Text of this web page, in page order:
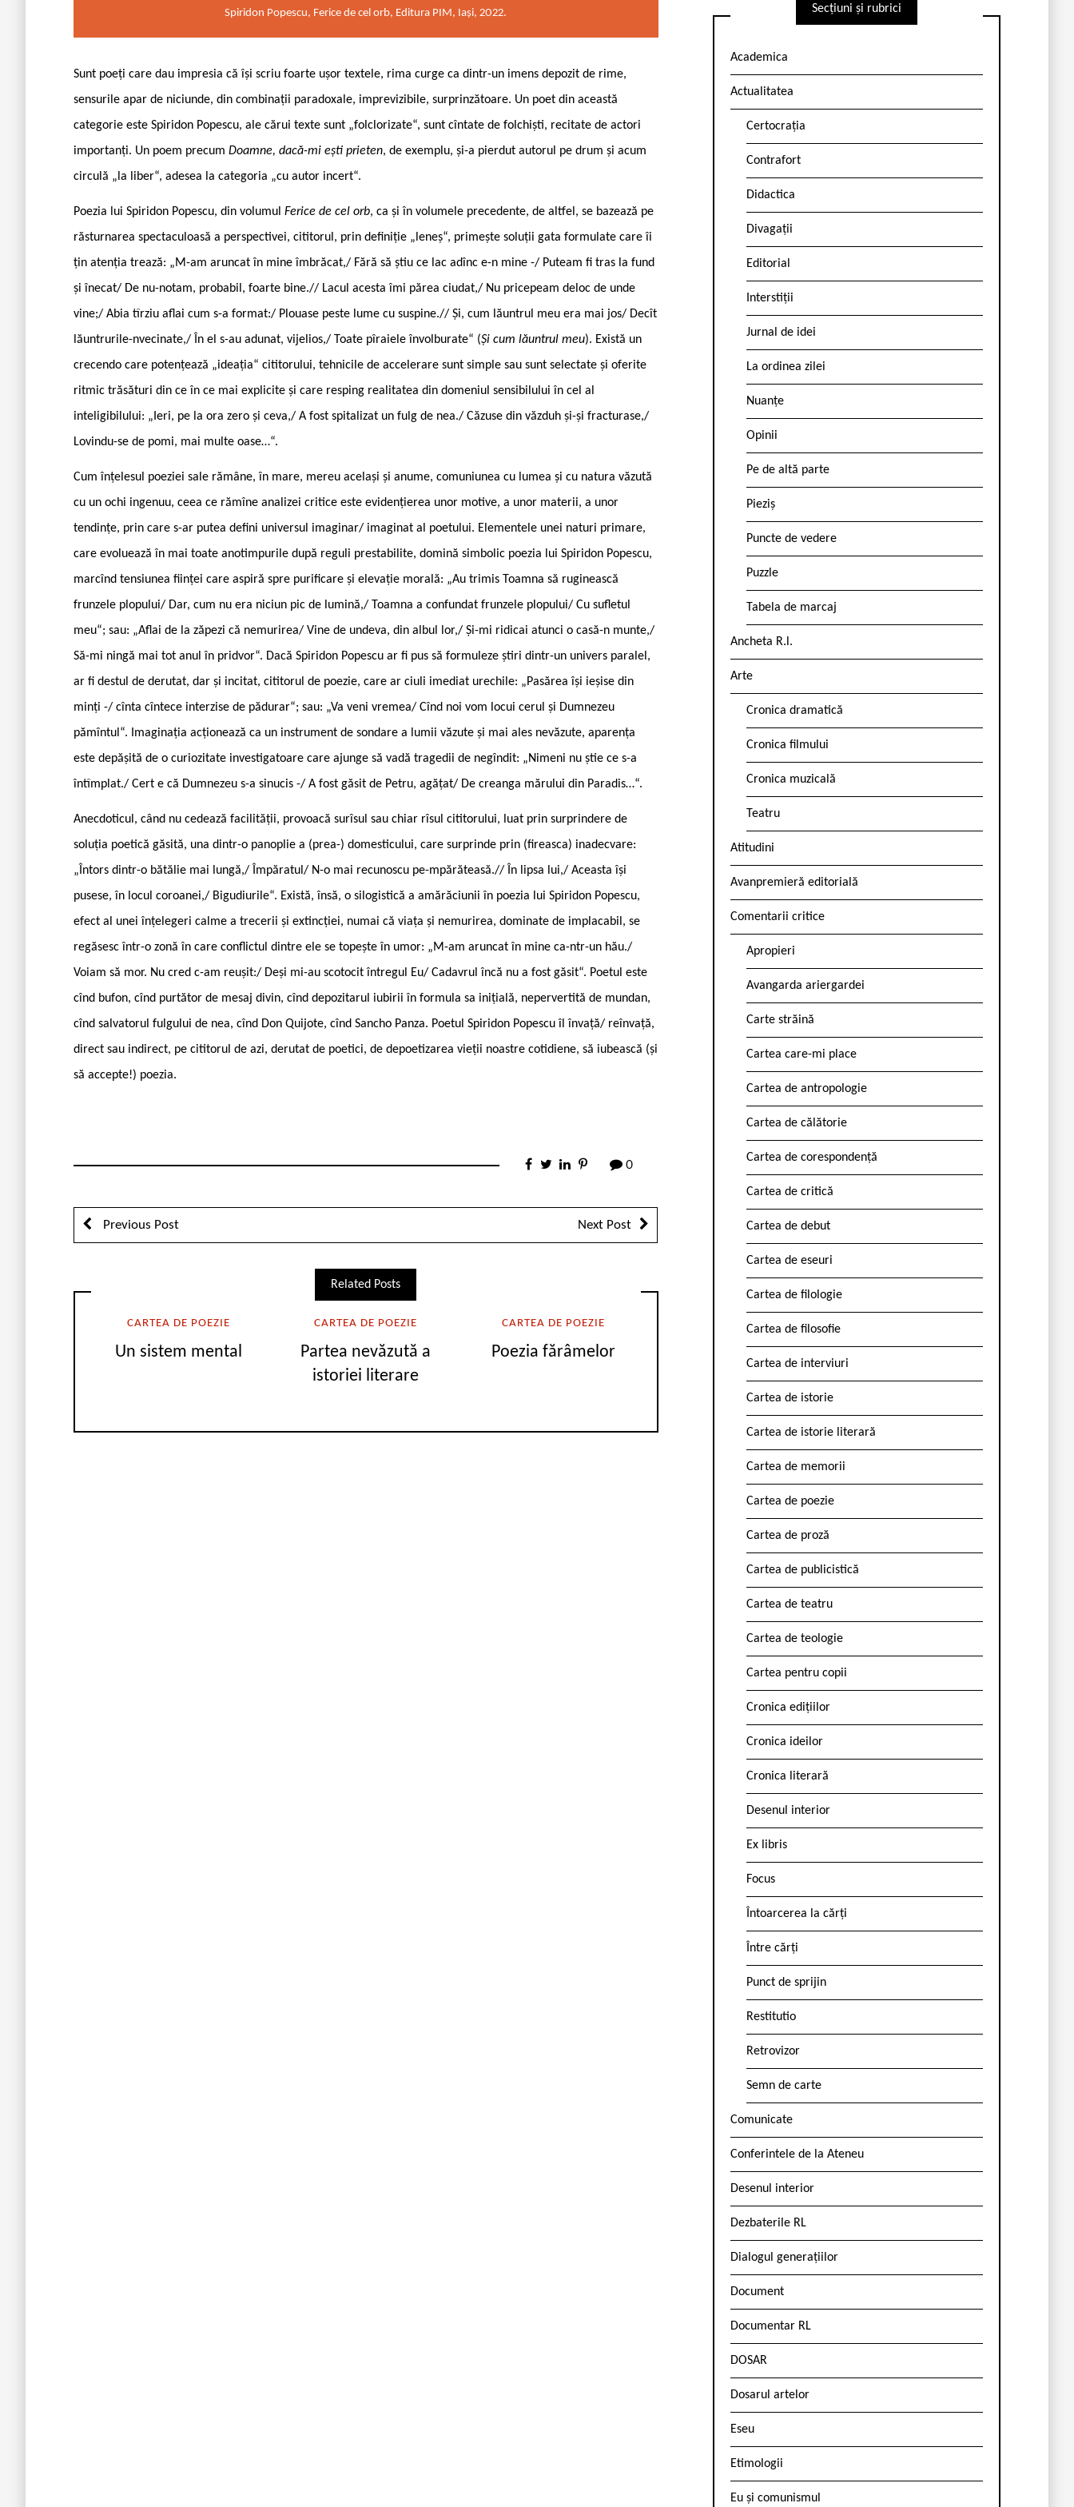
Spiridon Popescu, Ferice de cel orb, Editura PIM, Iași, 2022.
Sunt poeți care dau impresia că își scriu foarte ușor textele, rima curge ca dintr-un imens depozit de rime,
sensurile apar de niciunde, din combinații paradoxale, imprevizibile, surprinzătoare. Un poet din această
categorie este Spiridon Popescu, ale cărui texte sunt „folclorizate“, sunt cîntate de folchiști, recitate de actori
importanți. Un poem precum Doamne, dacă-mi ești prieten, de exemplu, și-a pierdut autorul pe drum și acum
circulă „la liber“, adesea la categoria „cu autor incert“.
Poezia lui Spiridon Popescu, din volumul Ferice de cel orb, ca și în volumele precedente, de altfel, se bazează pe
răsturnarea spectaculoasă a perspectivei, cititorul, prin definiție „leneș“, primește soluții gata formulate care îi
țin atenția trează: „M-am aruncat în mine îmbrăcat,/ Fără să știu ce lac adînc e-n mine -/ Puteam fi tras la fund
și înecat/ De nu-notam, probabil, foarte bine.// Lacul acesta îmi părea ciudat,/ Nu pricepeam deloc de unde
vine;/ Abia tîrziu aflai cum s-a format:/ Plouase peste lume cu suspine.// Și, cum lăuntrul meu era mai jos/ Decît
lăuntrurile-nvecinate,/ În el s-au adunat, vijelios,/ Toate pîraiele învolburate“ (Și cum lăuntrul meu). Există un
crecendo care potențează „ideația“ cititorului, tehnicile de accelerare sunt simple sau sunt selectate și oferite
ritmic trăsături din ce în ce mai explicite și care resping realitatea din domeniul sensibilului în cel al
inteligibilului: „Ieri, pe la ora zero și ceva,/ A fost spitalizat un fulg de nea./ Căzuse din văzduh și-și fracturase,/
Lovindu-se de pomi, mai multe oase…“.
Cum înțelesul poeziei sale rămâne, în mare, mereu același și anume, comuniunea cu lumea și cu natura văzută
cu un ochi ingenuu, ceea ce rămîne analizei critice este evidențierea unor motive, a unor materii, a unor
tendințe, prin care s-ar putea defini universul imaginar/ imaginat al poetului. Elementele unei naturi primare,
care evoluează în mai toate anotimpurile după reguli prestabilite, domină simbolic poezia lui Spiridon Popescu,
marcînd tensiunea ființei care aspiră spre purificare și elevație morală: „Au trimis Toamna să ruginească
frunzele plopului/ Dar, cum nu era niciun pic de lumină,/ Toamna a confundat frunzele plopului/ Cu sufletul
meu“; sau: „Aflai de la zăpezi că nemurirea/ Vine de undeva, din albul lor,/ Și-mi ridicai atunci o casă-n munte,/
Să-mi ningă mai tot anul în pridvor“. Dacă Spiridon Popescu ar fi pus să formuleze știri dintr-un univers paralel,
ar fi destul de derutat, dar și incitat, cititorul de poezie, care ar ciuli imediat urechile: „Pasărea își ieșise din
minți -/ cînta cîntece interzise de pădurar“; sau: „Va veni vremea/ Cînd noi vom locui cerul și Dumnezeu
pămîntul“. Imaginația acționează ca un instrument de sondare a lumii văzute și mai ales nevăzute, aparența
este depășită de o curiozitate investigatoare care ajunge să vadă tragedii de negîndit: „Nimeni nu știe ce s-a
întîmplat./ Cert e că Dumnezeu s-a sinucis -/ A fost găsit de Petru, agățat/ De creanga mărului din Paradis…“.
Anecdoticul, când nu cedează facilității, provoacă surîsul sau chiar rîsul cititorului, luat prin surprindere de
soluția poetică găsită, una dintr-o panoplie a (prea-) domesticului, care surprinde prin (fireasca) inadecvare:
„Întors dintr-o bătălie mai lungă,/ Împăratul/ N-o mai recunoscu pe-mpărăteasă.// În lipsa lui,/ Aceasta își
pusese, în locul coroanei,/ Bigudiurile“. Există, însă, o silogistică a amărăciunii în poezia lui Spiridon Popescu,
efect al unei înțelegeri calme a trecerii și extincției, numai că viața și nemurirea, dominate de implacabil, se
regăsesc într-o zonă în care conflictul dintre ele se topește în umor: „M-am aruncat în mine ca-ntr-un hău./
Voiam să mor. Nu cred c-am reușit:/ Deși mi-au scotocit întregul Eu/ Cadavrul încă nu a fost găsit“. Poetul este
cînd bufon, cînd purtător de mesaj divin, cînd depozitarul iubirii în formula sa inițială, nepervertită de mundan,
cînd salvatorul fulgului de nea, cînd Don Quijote, cînd Sancho Panza. Poetul Spiridon Popescu îl învață/ reînvață,
direct sau indirect, pe cititorul de azi, derutat de poetici, de depoetizarea vieții noastre cotidiene, să iubească (și
să accepte!) poezia.
0
Previous Post Next Post
Related Posts
CARTEA DE POEZIE
Un sistem mental
CARTEA DE POEZIE
Partea nevăzută a
istoriei literare
CARTEA DE POEZIE
Poezia fărâmelor
Secțiuni și rubrici
Academica
Actualitatea
Certocrația
Contrafort
Didactica
Divagații
Editorial
Interstiții
Jurnal de idei
La ordinea zilei
Nuanțe
Opinii
Pe de altă parte
Pieziș
Puncte de vedere
Puzzle
Tabela de marcaj
Ancheta R.l.
Arte
Cronica dramatică
Cronica filmului
Cronica muzicală
Teatru
Atitudini
Avanpremieră editorială
Comentarii critice
Apropieri
Avangarda ariergardei
Carte străină
Cartea care-mi place
Cartea de antropologie
Cartea de călătorie
Cartea de corespondență
Cartea de critică
Cartea de debut
Cartea de eseuri
Cartea de filologie
Cartea de filosofie
Cartea de interviuri
Cartea de istorie
Cartea de istorie literară
Cartea de memorii
Cartea de poezie
Cartea de proză
Cartea de publicistică
Cartea de teatru
Cartea de teologie
Cartea pentru copii
Cronica edițiilor
Cronica ideilor
Cronica literară
Desenul interior
Ex libris
Focus
Întoarcerea la cărți
Între cărți
Punct de sprijin
Restitutio
Retrovizor
Semn de carte
Comunicate
Conferintele de la Ateneu
Desenul interior
Dezbaterile RL
Dialogul generațiilor
Document
Documentar RL
DOSAR
Dosarul artelor
Eseu
Etimologii
Eu și comunismul